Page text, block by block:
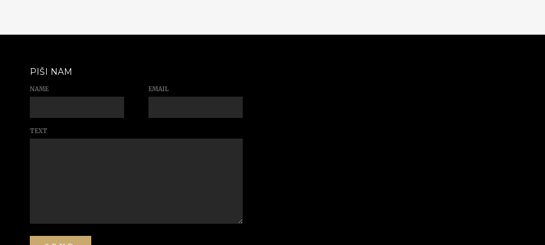
PIŠI NAM
NAME EMAIL
TEXT